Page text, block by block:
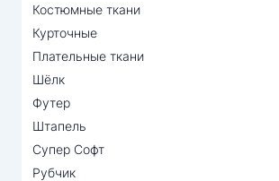
Костюмные ткани
Курточные
Плательные ткани
Шёлк
Футер
Штапель
Супер Софт
Рубчик